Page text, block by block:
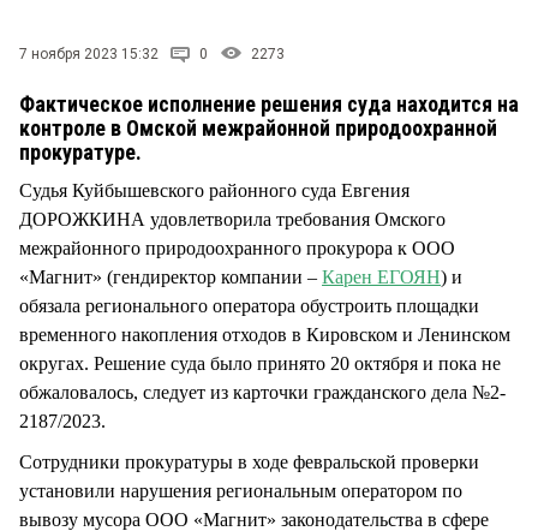
7 ноября 2023 15:32 0 2273
Фактическое исполнение решения суда находится на
контроле в Омской межрайонной природоохранной
прокуратуре.
Судья Куйбышевского районного суда Евгения
ДОРОЖКИНА удовлетворила требования Омского
межрайонного природоохранного прокурора к ООО
«Магнит» (гендиректор компании – Карен ЕГОЯН) и
обязала регионального оператора обустроить площадки
временного накопления отходов в Кировском и Ленинском
округах. Решение суда было принято 20 октября и пока не
обжаловалось, следует из карточки гражданского дела №2-
2187/2023.
Сотрудники прокуратуры в ходе февральской проверки
установили нарушения региональным оператором по
вывозу мусора ООО «Магнит» законодательства в сфере